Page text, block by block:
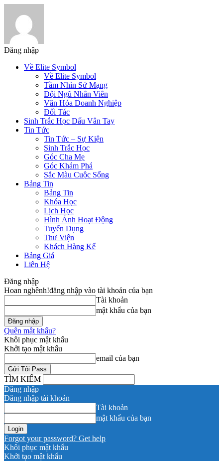
Đăng nhập
Về Elite Symbol
Về Elite Symbol
Tầm Nhìn Sứ Mạng
Đội Ngũ Nhân Viên
Văn Hóa Doanh Nghiệp
Đối Tác
Sinh Trắc Học Dấu Vân Tay
Tin Tức
Tin Tức – Sự Kiện
Sinh Trắc Học
Góc Cha Mẹ
Góc Khám Phá
Sắc Màu Cuộc Sống
Bảng Tin
Bảng Tin
Khóa Học
Lịch Học
Hình Ảnh Hoạt Động
Tuyển Dụng
Thư Viện
Khách Hàng Kể
Bảng Giá
Liên Hệ
Đăng nhập
Hoan nghênh!đăng nhập vào tài khoản của bạn
Tài khoản
mật khẩu của bạn
Quên mật khẩu?
Khôi phục mật khẩu
Khởi tạo mật khẩu
email của bạn
TÌM KIẾM
Đăng nhập
Đăng nhập tài khoản
Tài khoản
mật khẩu của bạn
Forgot your password? Get help
Khôi phục mật khẩu
Khởi tạo mật khẩu